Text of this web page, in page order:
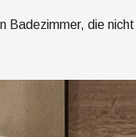
Badezimmer, die